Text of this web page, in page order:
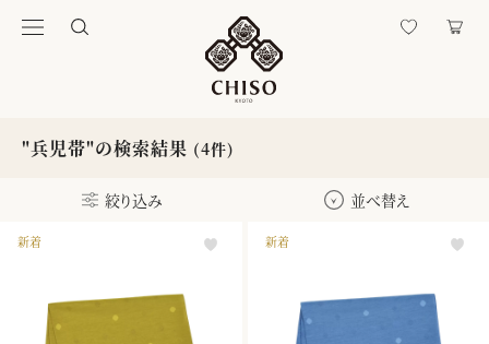
"兵児帯"の検索結果 (4件)
絞り込み 並べ替え
新着 新着